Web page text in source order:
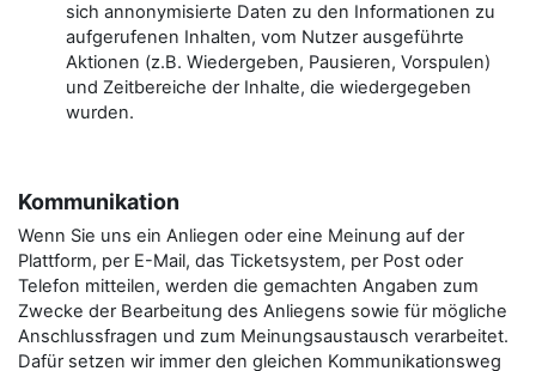
sich annonymisierte Daten zu den Informationen zu
aufgerufenen Inhalten, vom Nutzer ausgeführte
Aktionen (z.B. Wiedergeben, Pausieren, Vorspulen)
und Zeitbereiche der Inhalte, die wiedergegeben
wurden.
Kommunikation
Wenn Sie uns ein Anliegen oder eine Meinung auf der
Plattform, per E-Mail, das Ticketsystem, per Post oder
Telefon mitteilen, werden die gemachten Angaben zum
Zwecke der Bearbeitung des Anliegens sowie für mögliche
Anschlussfragen und zum Meinungsaustausch verarbeitet.
Dafür setzen wir immer den gleichen Kommunikationsweg